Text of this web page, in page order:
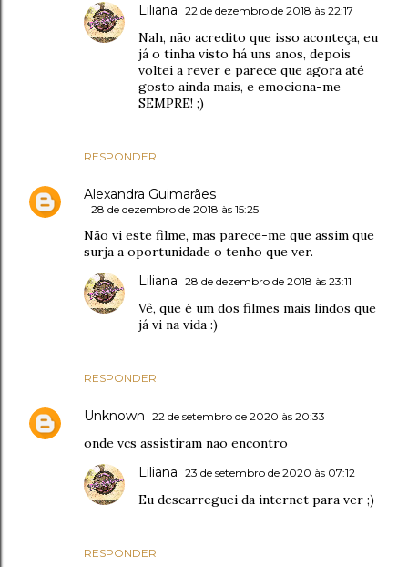
RESPONDER
Liliana 22 de dezembro de 2018 às 22:17
Nah, não acredito que isso aconteça, eu
já o tinha visto há uns anos, depois
voltei a rever e parece que agora até
gosto ainda mais, e emociona-me
SEMPRE! ;)
Alexandra Guimarães
28 de dezembro de 2018 às 15:25
Não vi este filme, mas parece-me que assim que
surja a oportunidade o tenho que ver.
RESPONDER
Liliana 28 de dezembro de 2018 às 23:11
Vê, que é um dos filmes mais lindos que
já vi na vida :)
Unknown 22 de setembro de 2020 às 20:33
onde vcs assistiram nao encontro
RESPONDER
Liliana 23 de setembro de 2020 às 07:12
Eu descarreguei da internet para ver ;)